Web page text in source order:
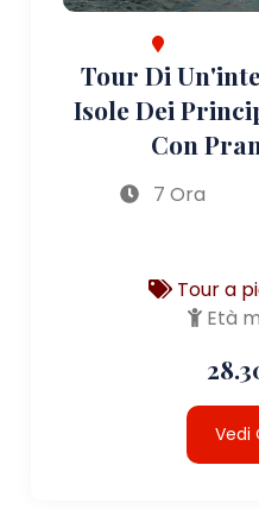
Tour Di
Isole Dei
Con
7 Ora
Tour a
Età
Vedi